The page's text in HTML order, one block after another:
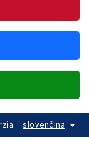
slovenčina arrow_drop_down